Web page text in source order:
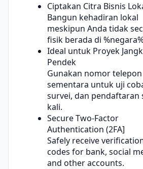
Ciptakan Citra Bisnis
Bangun kehadiran lokal
meskipun Anda tidak
fisik berada di
Ideal untuk Proyek
Pendek
Gunakan nomor telepon
sementara untuk uji
survei, dan pendaftaran
kali.
Secure Two-Factor
Authentication (2FA]
Safely receive
codes for bank, social
and other accounts.